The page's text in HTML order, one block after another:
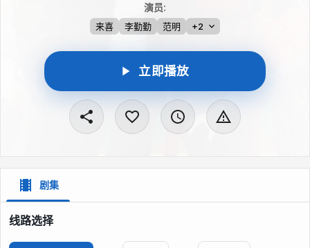
演员:
来喜 李勤勤 范明 +2
立即播放
剧集
线路选择